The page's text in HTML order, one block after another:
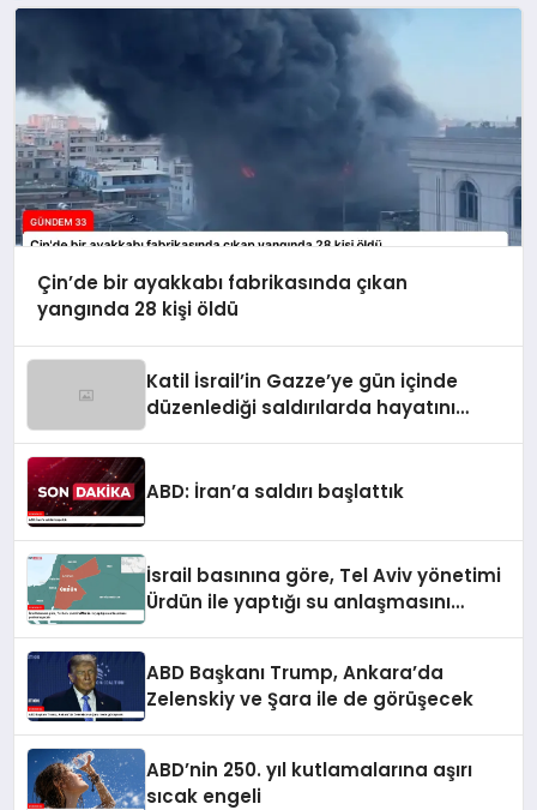
Çin’de bir ayakkabı fabrikasında çıkan
yangında 28 kişi öldü
Katil İsrail’in Gazze’ye gün içinde
düzenlediği saldırılarda hayatını
ABD: İran’a saldırı başlattık
İsrail basınına göre, Tel Aviv yönetimi
Ürdün ile yaptığı su anlaşmasını
ABD Başkanı Trump, Ankara’da
Zelenskiy ve Şara ile de görüşecek
ABD’nin 250. yıl kutlamalarına aşırı
sıcak engeli